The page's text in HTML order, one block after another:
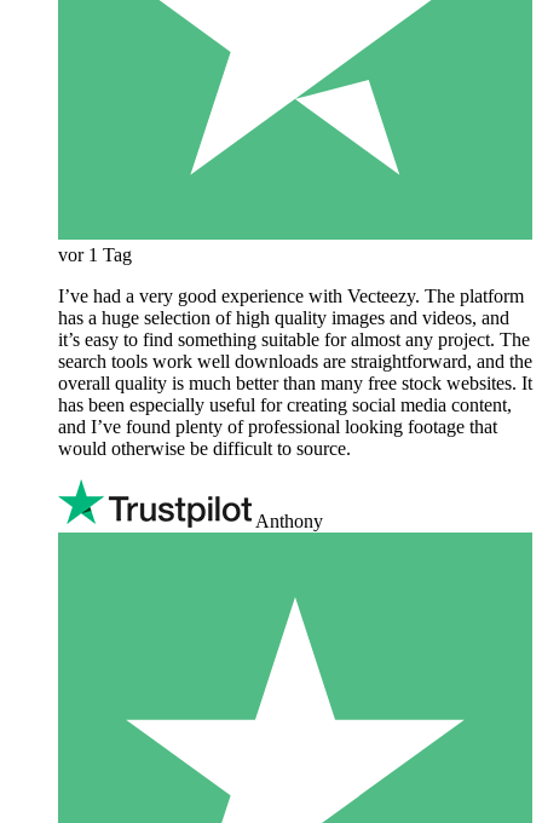
vor 1 Tag
I’ve had a very good experience with Vecteezy. The platform
has a huge selection of high quality images and videos, and
it’s easy to find something suitable for almost any project. The
search tools work well downloads are straightforward, and the
overall quality is much better than many free stock websites. It
has been especially useful for creating social media content,
and I’ve found plenty of professional looking footage that
would otherwise be difficult to source.
Anthony